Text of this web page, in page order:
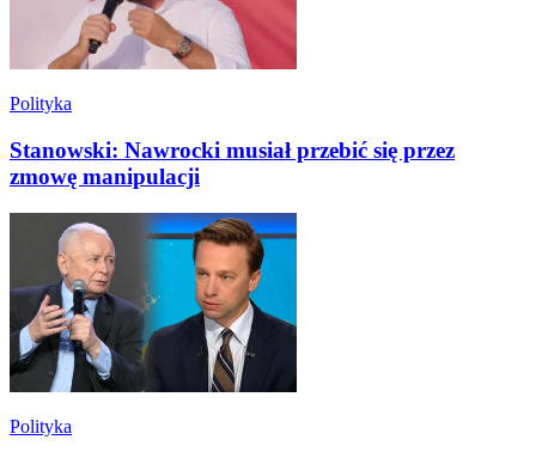
Polityka
Stanowski: Nawrocki musiał przebić się przez
zmowę manipulacji
Polityka